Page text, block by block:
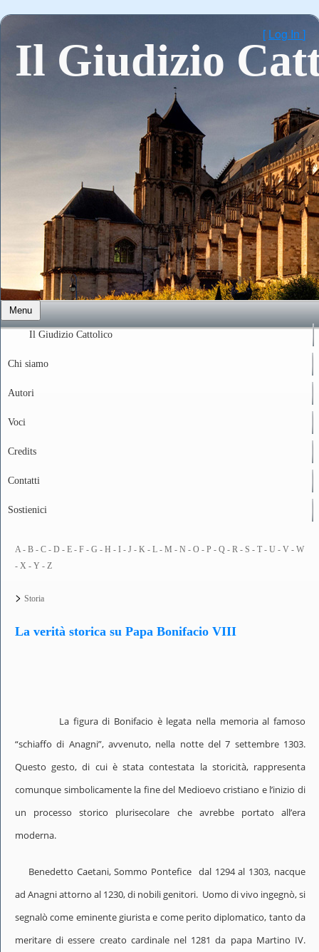
Il Giudizio
[ Log In ]
Menu
Il Giudizio Cattolico
Chi siamo
Autori
Voci
Credits
Contatti
Sostienici
A- B - C - D - E - F - G - H - I - J - K - L - M - N - O - P - Q - R - S - T - U - V - W
- X - Y - Z
> Storia
La verità storica su Papa Bonifacio VIII
La figura di Bonifacio è legata nella memoria al famoso
“schiaffo di Anagni”, avvenuto, nella notte del 7 settembre 1303.
Questo gesto, di cui è stata contestata la storicità, rappresenta
comunque simbolicamente la fine del Medioevo cristiano e l’inizio di
un processo storico plurisecolare che avrebbe portato all’era
moderna.
Benedetto Caetani, Sommo Pontefice dal 1294 al 1303, nacque
ad Anagni attorno al 1230, di nobili genitori. Uomo di vivo ingegnò, si
segnalò come eminente giurista e come perito diplomatico, tanto da
meritare di essere creato cardinale nel 1281 da papa Martino IV.